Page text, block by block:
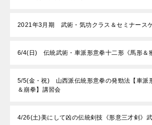
2021年3月期 武術・気功クラス＆セミナース
6/4(日) 伝統武術・車派形意拳十二形《馬形＆
5/5(金・祝) 山西派伝統形意拳の発勁法【車派
＆崩拳】講習会
4/26(土)美にして凶の伝統剣技《形意三才剣》